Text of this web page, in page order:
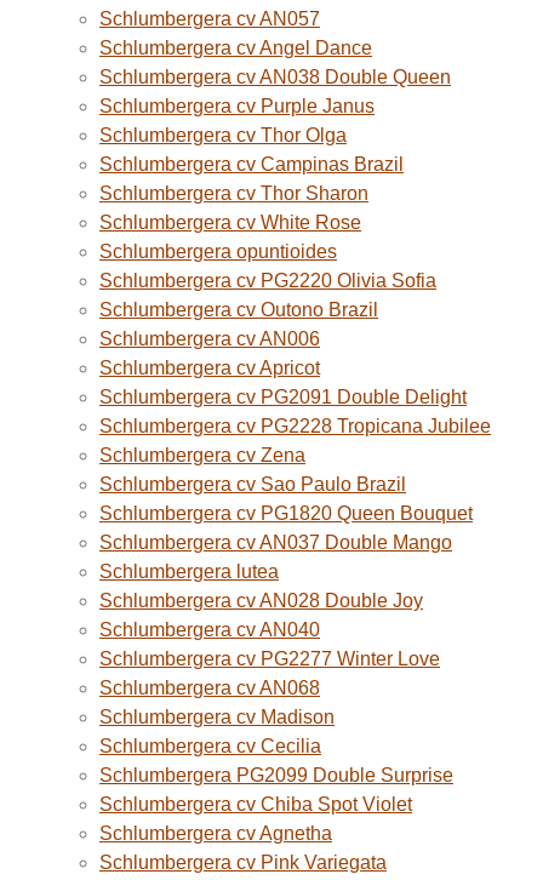
Schlumbergera cv AN057
Schlumbergera cv Angel Dance
Schlumbergera cv AN038 Double Queen
Schlumbergera cv Purple Janus
Schlumbergera cv Thor Olga
Schlumbergera cv Campinas Brazil
Schlumbergera cv Thor Sharon
Schlumbergera cv White Rose
Schlumbergera opuntioides
Schlumbergera cv PG2220 Olivia Sofia
Schlumbergera cv Outono Brazil
Schlumbergera cv AN006
Schlumbergera cv Apricot
Schlumbergera cv PG2091 Double Delight
Schlumbergera cv PG2228 Tropicana Jubilee
Schlumbergera cv Zena
Schlumbergera cv Sao Paulo Brazil
Schlumbergera cv PG1820 Queen Bouquet
Schlumbergera cv AN037 Double Mango
Schlumbergera lutea
Schlumbergera cv AN028 Double Joy
Schlumbergera cv AN040
Schlumbergera cv PG2277 Winter Love
Schlumbergera cv AN068
Schlumbergera cv Madison
Schlumbergera cv Cecilia
Schlumbergera PG2099 Double Surprise
Schlumbergera cv Chiba Spot Violet
Schlumbergera cv Agnetha
Schlumbergera cv Pink Variegata